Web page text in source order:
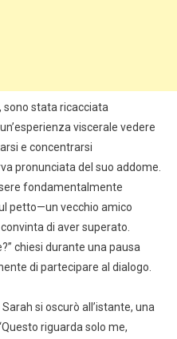
sono stata ricacciata
viscerale vedere
e concentrarsi
pronunciata del suo addome.
fondamentalmente
petto—un vecchio amico
di aver superato.
chiesi durante una pausa
di partecipare al dialogo.
si oscurò all’istante, una
riguarda solo me,